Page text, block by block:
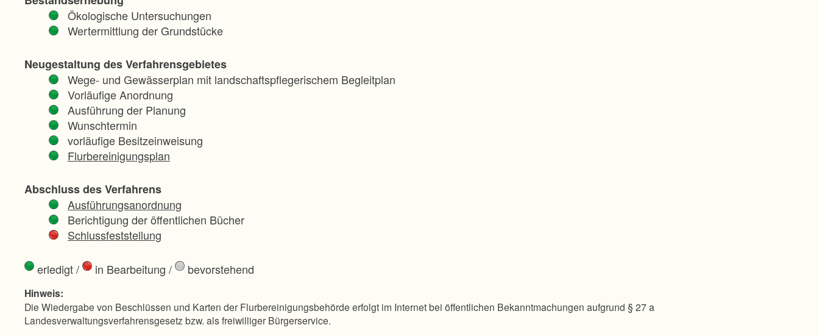
Ökologische Untersuchungen
Wertermittlung der Grundstücke
Neugestaltung des Verfahrensgebietes
Wege- und Gewässerplan mit landschaftspflegerischem Begleitplan
Vorläufige Anordnung
Ausführung der Planung
Wunschtermin
vorläufige Besitzeinweisung
Flurbereinigungsplan
Abschluss des Verfahrens
Ausführungsanordnung
Berichtigung der öffentlichen Bücher
Schlussfeststellung
erledigt/ in Bearbeitung / bevorstehend
Hinweis:
Die Wiedergabe von Beschlüssen und Karten der Flurbereinigungsbehörde erfolgt im Internet bei öffentlichen Bekanntmachungen aufgrund § 27 a
Landesverwaltungsverfahrensgesetz bzw. als freiwilliger Bürgerservice.